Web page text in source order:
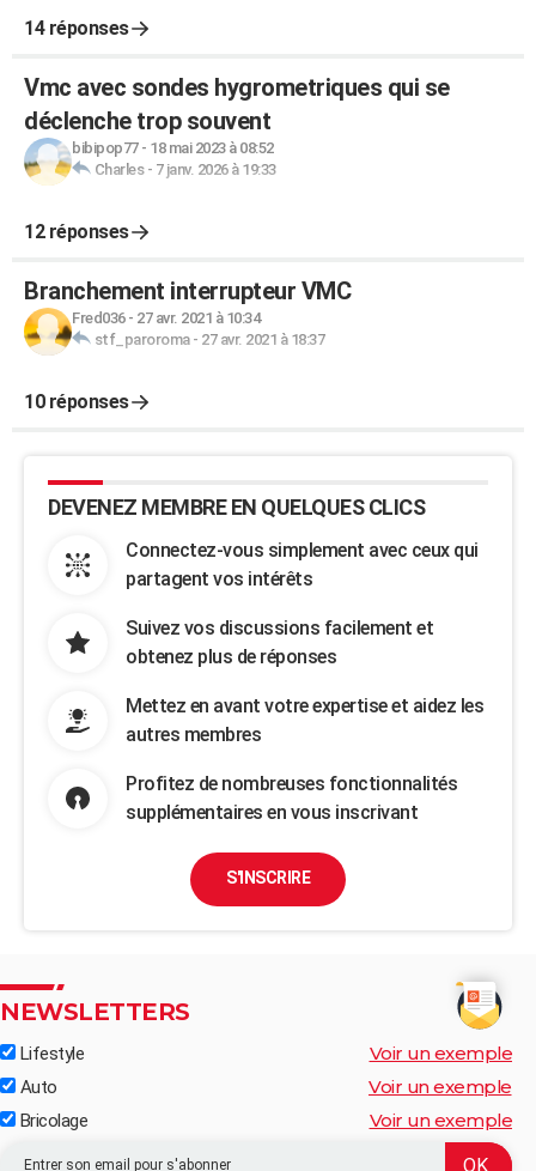
14 réponses
Vmc avec sondes hygrometriques qui se
déclenche trop souvent
bibipop77- 18 mai 2023 à 08:52
Charles- 7 janv. 2026 à 19:33
12 réponses
Branchement interrupteur VMC
Fred036- 27 avr. 2021 à 10:34
stf_paroroma- 27 avr. 2021 à 18:37
10 réponses
DEVENEZ MEMBRE EN QUELQUES CLICS
Connectez-vous simplement avec ceux qui
partagent vos intérêts
Suivez vos discussions facilement et
obtenez plus de réponses
Mettez en avant votre expertise et aidez les
autres membres
Profitez de nombreuses fonctionnalités
supplémentaires en vous inscrivant
S'INSCRIRE
NEWSLETTERS
Lifestyle Voir un exemple
Auto Voir un exemple
Bricolage Voir un exemple